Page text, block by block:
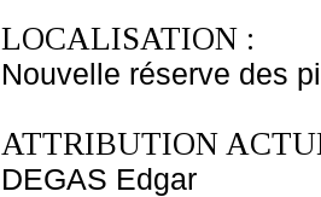
LOCALISATION :
Nouvelle réserve des
ATTRIBUTION
DEGAS Edgar